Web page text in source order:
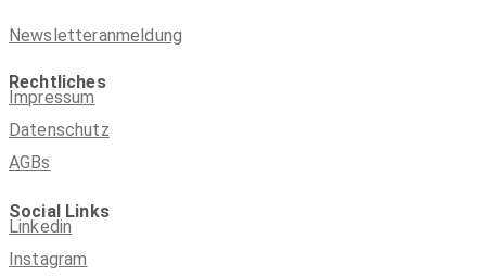
Newsletteranmeldung
Rechtliches
Impressum
Datenschutz
AGBs
Social Links
Linkedin
Instagram